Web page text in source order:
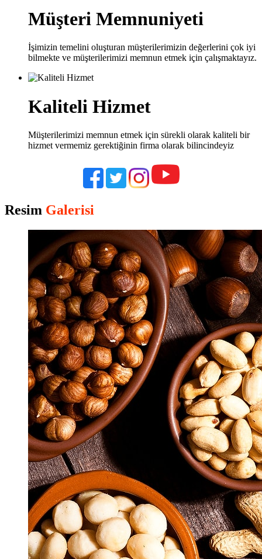
Müşteri Memnuniyeti
İşimizin temelini oluşturan müşterilerimizin değerlerini çok iyi
bilmekte ve müşterilerimizi memnun etmek için çalışmaktayız.
Kaliteli Hizmet
Müşterilerimizi memnun etmek için sürekli olarak kaliteli bir
hizmet vermemiz gerektiğinin firma olarak bilincindeyiz
Resim Galerisi